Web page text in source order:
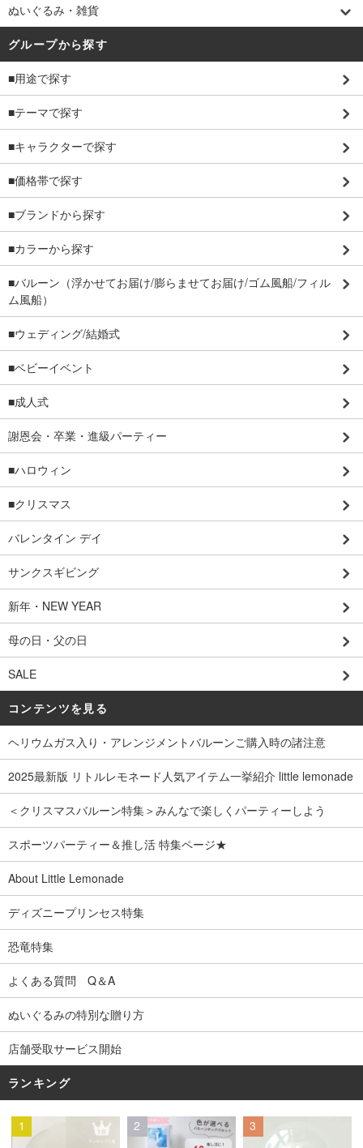
ぬいぐるみ・雑貨
グループから探す
■用途で探す
■テーマで探す
■キャラクターで探す
■価格帯で探す
■ブランドから探す
■カラーから探す
■バルーン（浮かせてお届け/膨らませてお届け/ゴム風船/フィル
ム風船）
■ウェディング/結婚式
■ベビーイベント
■成人式
謝恩会・卒業・進級パーティー
■ハロウィン
■クリスマス
バレンタイン デイ
サンクスギビング
新年・NEW YEAR
母の日・父の日
SALE
コンテンツを見る
ヘリウムガス入り・アレンジメントバルーンご購入時の諸注意
2025最新版 リトルレモネード人気アイテム一挙紹介 little lemonade
＜クリスマスバルーン特集＞みんなで楽しくパーティーしよう
スポーツパーティー＆推し活 特集ページ★
About Little Lemonade
ディズニープリンセス特集
恐竜特集
よくある質問 Q＆A
ぬいぐるみの特別な贈り方
店舗受取サービス開始
ランキング
1 2 3